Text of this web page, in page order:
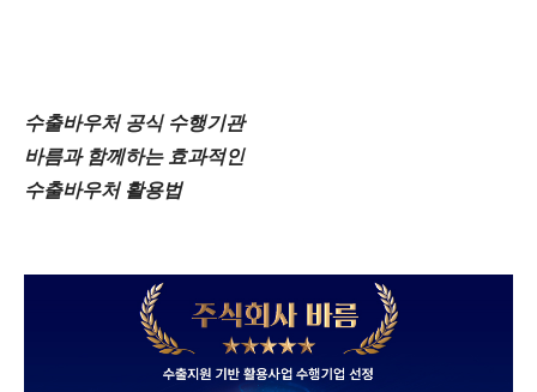
수출바우처 공식 수행기관
바름과 함께하는 효과적인
수출바우처 활용법